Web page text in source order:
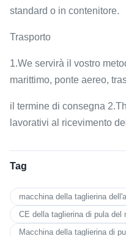
standard o in contenitore.
Trasporto
1.We servirà il vostro
marittimo, ponte aereo,
il termine di consegna
lavorativi al ricevimento
Tag
macchina della taglierina
CE della taglierina di pula del
Macchina della taglierina di